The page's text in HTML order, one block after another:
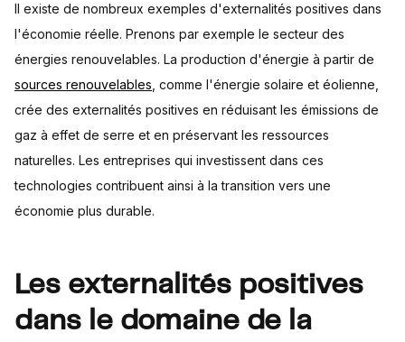
Il existe de nombreux exemples d'externalités positives dans
l'économie réelle. Prenons par exemple le secteur des
énergies renouvelables. La production d'énergie à partir de
sources renouvelables , comme l'énergie solaire et éolienne,
crée des externalités positives en réduisant les émissions de
gaz à effet de serre et en préservant les ressources
naturelles. Les entreprises qui investissent dans ces
technologies contribuent ainsi à la transition vers une
économie plus durable.
Les externalités positives
dans le domaine de la